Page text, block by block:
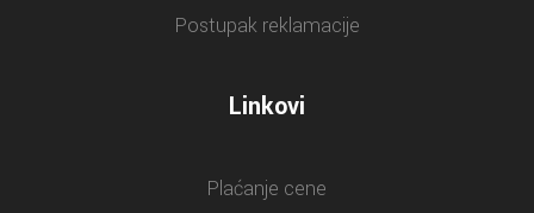
Postupak reklamacije
Linkovi
Plaćanje cene